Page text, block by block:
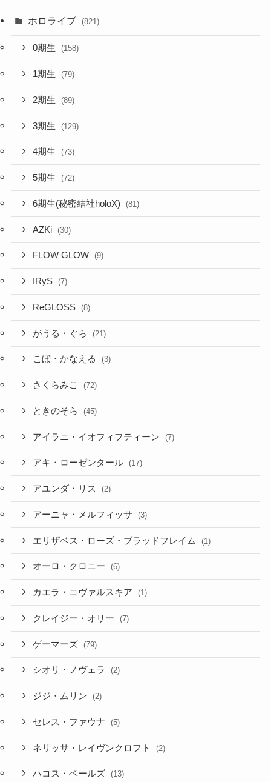
ホロライブ (821)
0期生 (158)
1期生 (79)
2期生 (89)
3期生 (129)
4期生 (73)
5期生 (72)
6期生(秘密結社holoX) (81)
AZKi (30)
FLOW GLOW (9)
IRyS (7)
ReGLOSS (8)
がうる・ぐら (21)
こぼ・かなえる (3)
さくらみこ (72)
ときのそら (45)
アイラニ・イオフィフティーン (7)
アキ・ローゼンタール (17)
アユンダ・リス (2)
アーニャ・メルフィッサ (3)
エリザベス・ローズ・ブラッドフレイム (1)
オーロ・クロニー (6)
カエラ・コヴァルスキア (1)
クレイジー・オリー (7)
ゲーマーズ (79)
シオリ・ノヴェラ (2)
ジジ・ムリン (2)
セレス・ファウナ (5)
ネリッサ・レイヴンクロフト (2)
ハコス・ベールズ (13)